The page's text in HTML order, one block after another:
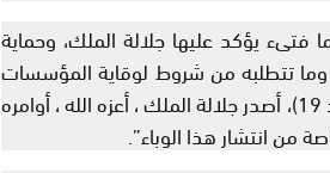
فتىء يؤكد عليها جلالة الملك، وحماية
تتطلبه من شروط لوقاية المؤسسات
السجنية والإصلاحية من انتشار فيروس كورونا المستجد (كوفيد 19)، أصدر جلالة الملك ، أعزه الله ، أوامره
من انتشار هذا الوباء”.